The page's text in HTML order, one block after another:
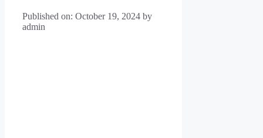
Published on: October 19, 2024 by
admin